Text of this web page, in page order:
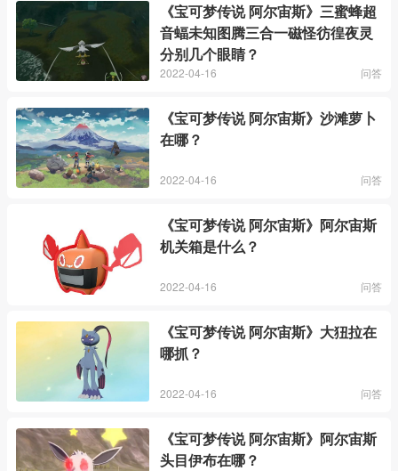
《宝可梦传说 阿尔宙斯》三蜜蜂超
音蝠未知图腾三合一磁怪彷徨夜灵
分别几个眼睛？
2022-04-16 问答
《宝可梦传说 阿尔宙斯》沙滩萝卜
在哪？
2022-04-16 问答
《宝可梦传说 阿尔宙斯》阿尔宙斯
机关箱是什么？
2022-04-16 问答
《宝可梦传说 阿尔宙斯》大狃拉在
哪抓？
2022-04-16 问答
《宝可梦传说 阿尔宙斯》阿尔宙斯
头目伊布在哪？